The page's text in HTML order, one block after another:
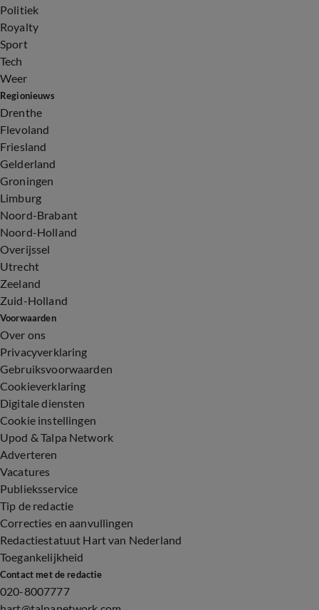
Politiek
Royalty
Sport
Tech
Weer
Regionieuws
Drenthe
Flevoland
Friesland
Gelderland
Groningen
Limburg
Noord-Brabant
Noord-Holland
Overijssel
Utrecht
Zeeland
Zuid-Holland
Voorwaarden
Over ons
Privacyverklaring
Gebruiksvoorwaarden
Cookieverklaring
Digitale diensten
Cookie instellingen
Upod & Talpa Network
Adverteren
Vacatures
Publieksservice
Tip de redactie
Correcties en aanvullingen
Redactiestatuut Hart van Nederland
Toegankelijkheid
Contact met de redactie
020-8007777